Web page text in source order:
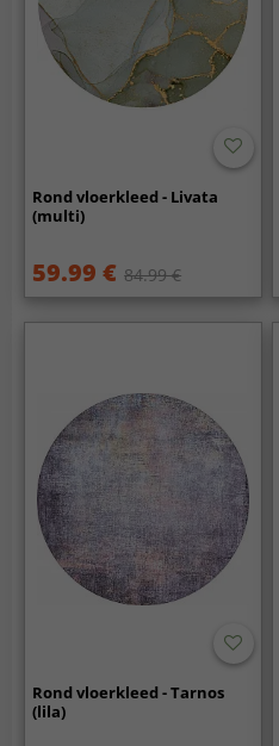
Rond vloerkleed - Livata
(multi)
59.99 € 84.99 €
Rond vloerkleed - Tarnos
(lila)